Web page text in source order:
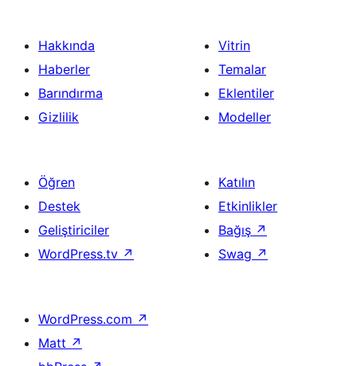
Hakkında
Haberler
Barındırma
Gizlilik
Vitrin
Temalar
Eklentiler
Modeller
Öğren
Destek
Geliştiriciler
WordPress.tv ↗
Katılın
Etkinlikler
Bağış ↗
Swag ↗
WordPress.com ↗
Matt ↗